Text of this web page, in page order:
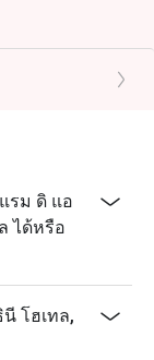
รม ดิ แอ
ได้หรือ
โฮเทล,